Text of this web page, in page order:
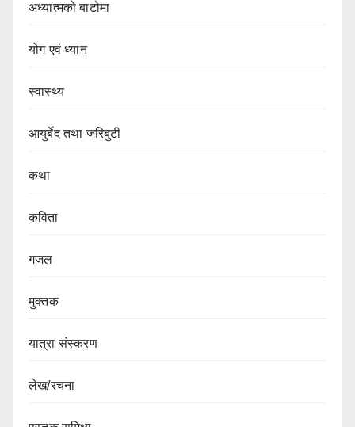
अध्यात्मको बाटोमा
योग एवं ध्यान
स्वास्थ्य
आयुर्बेद तथा जरिबुटी
कथा
कविता
गजल
मुक्तक
यात्रा संस्करण
लेख/रचना